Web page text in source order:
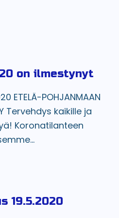
on ilmestynyt
ETELÄ-POHJANMAAN
Tervehdys kaikille ja
Koronatilanteen
19.5.2020